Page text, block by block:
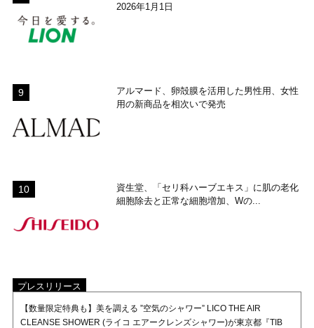
2026年1月1日
アルマード、卵殻膜を活用した男性用、女性
用の新商品を相次いで発売
資生堂、「セリ科ハーブエキス」に肌の老化
細胞除去と正常な細胞増加、Wの...
プレスリリース
【数量限定特典も】美を調える ”空気のシャワー” LICO THE AIR
CLEANSE SHOWER (ライコ エアークレンズシャワー)が東京都『TIB